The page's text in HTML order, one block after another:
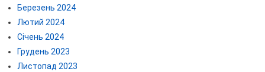
Березень 2024
Лютий 2024
Січень 2024
Грудень 2023
Листопад 2023